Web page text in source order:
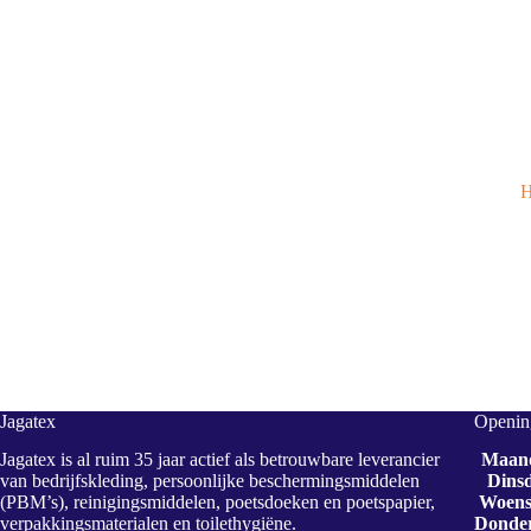
Jagatex
Jagatex is al ruim 35 jaar actief als betrouwbare leverancier
van bedrijfskleding, persoonlijke beschermingsmiddelen
(PBM’s), reinigingsmiddelen, poetsdoeken en poetspapier,
verpakkingsmaterialen en toilethygiëne.